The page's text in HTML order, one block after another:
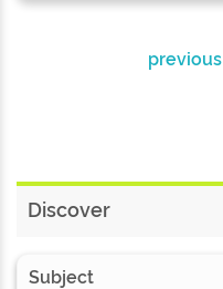
previous
Discover
Subject